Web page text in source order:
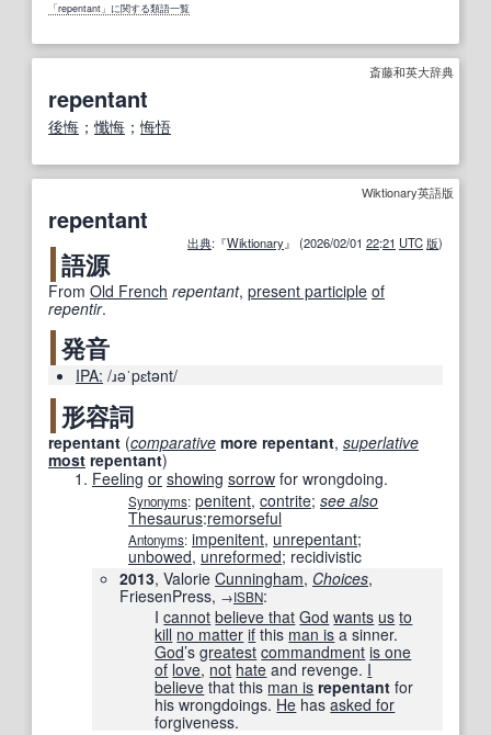
「repentant」に関する類語一覧
斎藤和英大辞典
repentant
後悔 ；懺悔 ；悔悟
Wiktionary英語版
repentant
出典:『Wiktionary』 (2026/02/01 22:21 UTC 版)
語源
From Old French repentant, present participle of
repentir.
発音
IPA: /ɹəˈpɛtənt/
形容詞
repentant (comparative more repentant, superlative
most repentant)
Feeling or showing sorrow for wrongdoing.
Synonyms: penitent, contrite; see also
Thesaurus:remorseful
Antonyms: impenitent, unrepentant;
unbowed, unreformed; recidivistic
2013, Valorie Cunningham, Choices‎,
FriesenPress, →ISBN:
Icannot believe that God wants us to
kill no matter if this man is a sinner.
God’sgreatest commandment is one
of love, not hate and revenge. I
believe that this man is repentant for
his wrongdoings. He hasasked for
forgiveness.